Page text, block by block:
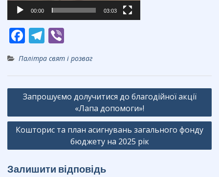
00:00 03:03
F
ac
e
b
o
o
k
T
e
gr
a
m
b
er
Палітра свят і розваг
Навігація
записів
Запрошуємо долучитися до благодійної акції
«Лапа допомоги»!
Кошторис та план асигнувань загального фонду
бюджету на 2025 рік
Залишити відповідь